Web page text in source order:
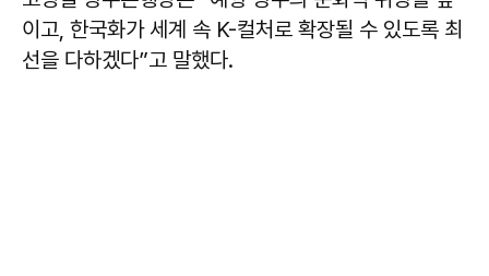
이고, 한국화가 세계 속 K-컬처로 확장될 수 있도록 최
선을 다하겠다”고 말했다.